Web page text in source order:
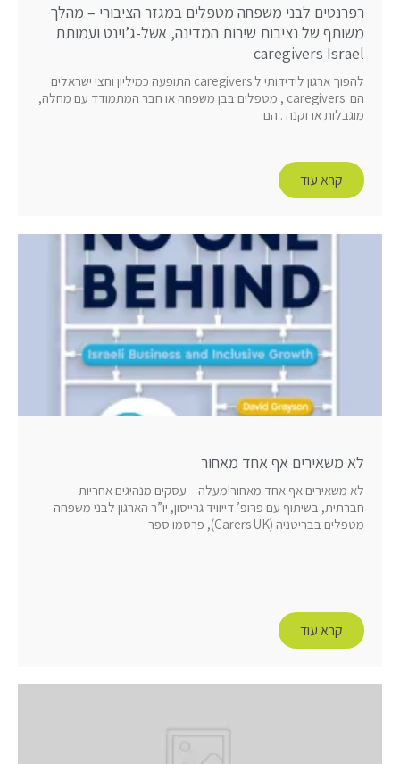
רפרנטים לבני משפחה מטפלים במגזר הציבורי – מהלך
משותף של נציבות שירות המדינה, אשל-ג’וינט ועמותת
caregivers Israel
להפוך ארגון לידידותי ל caregivers התופעה כמיליון וחצי ישראלים
הם caregivers , מטפלים בבן משפחה או חבר המתמודד עם מחלה,
מוגבלות או זקנה . הם
קרא עוד
לא משאירים אף אחד מאחור
לא משאירים אף אחד מאחור!מעלה – עסקים מנהיגים אחריות
חברתית, בשיתוף עם פרופ’ דייוויד גרייסון, יו”ר הארגון לבני משפחה
מטפלים בבריטניה (Carers UK), פרסמו ספר
קרא עוד